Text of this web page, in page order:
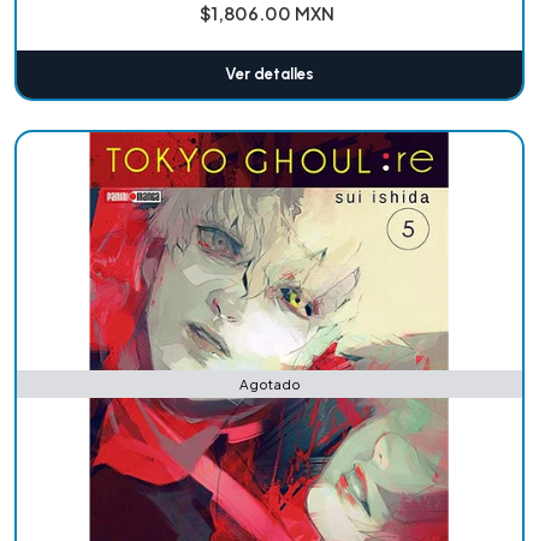
$1,806.00 MXN
Ver detalles
Agotado